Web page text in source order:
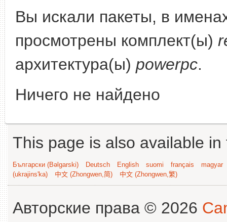
Вы искали пакеты, в
просмотрены комплект(ы)
архитектура(ы) powerpc.
Ничего не найдено
This page is also available
Български (Bəlgarski) Deutsch English suomi français
magyar
(ukrajins'ka)
中文 (Zhongwen,简) 中文 (Zhongwen,繁)
Авторские права © 2026